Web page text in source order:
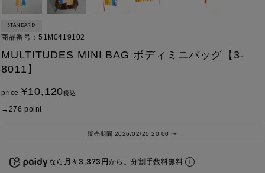
STANDARD
商品番号 51M0419102
MULTITUDES MINI BAG ボディミニバッグ【3-
8011】
price ¥10,120税込
276 point
販売期間 2026/02/20 20:00〜
なら 月々3,373円から。分割手数料無料